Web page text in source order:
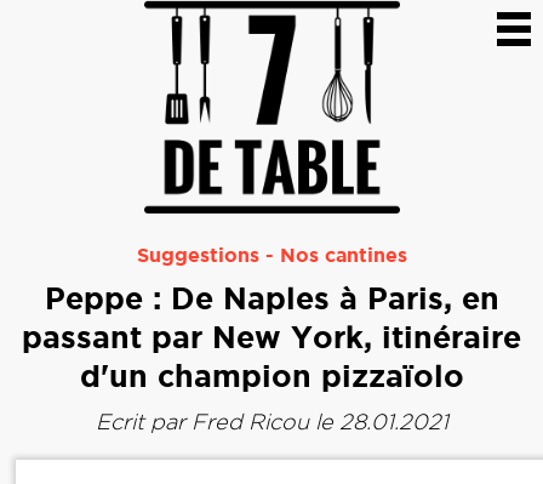
Suggestions- Nos cantines
Peppe : De Naples à Paris, en
passant par New York, itinéraire
d'un champion pizzaïolo
Ecrit par Fred Ricoule 28.01.2021